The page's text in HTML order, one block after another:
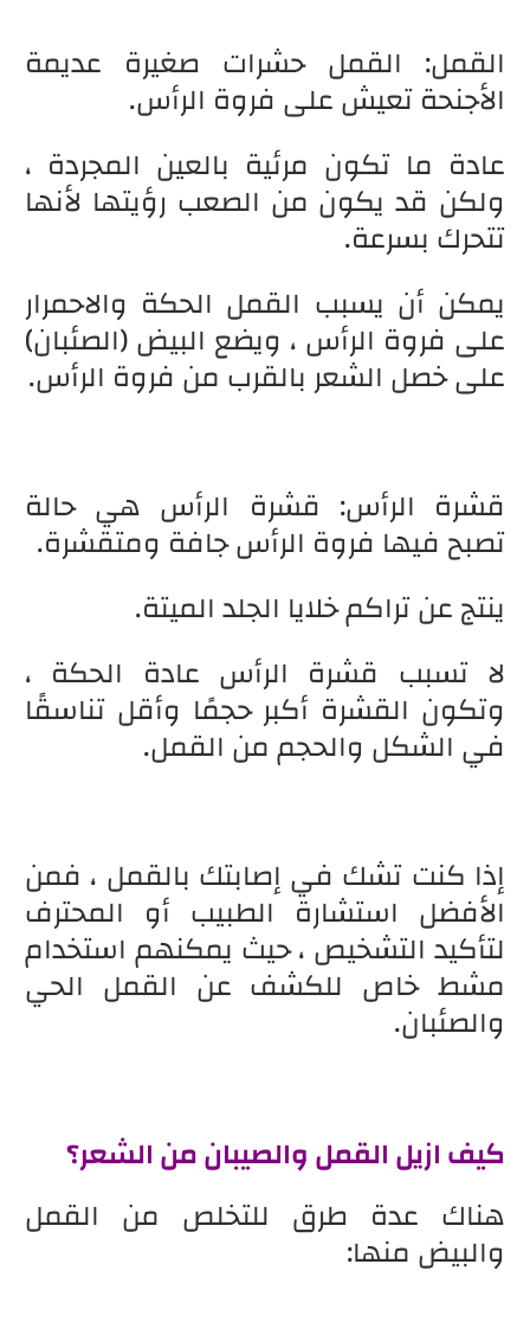
القمل: القمل حشرات صغيرة عديمة
الأجنحة تعيش على فروة الرأس.
عادة ما تكون مرئية بالعين المجردة ،
ولكن قد يكون من الصعب رؤيتها لأنها
تتحرك بسرعة.
يمكن أن يسبب القمل الحكة والاحمرار
على فروة الرأس ، ويضع البيض (الصئبان)
على خصل الشعر بالقرب من فروة الرأس.
قشرة الرأس: قشرة الرأس هي حالة
تصبح فيها فروة الرأس جافة ومتقشرة.
ينتج عن تراكم خلايا الجلد الميتة.
لا تسبب قشرة الرأس عادة الحكة ،
وتكون القشرة أكبر حجمًا وأقل تناسقًا
في الشكل والحجم من القمل.
إذا كنت تشك في إصابتك بالقمل ، فمن
الأفضل استشارة الطبيب أو المحترف
لتأكيد التشخيص ، حيث يمكنهم استخدام
مشط خاص للكشف عن القمل الحي
والصئبان.
كيف ازيل القمل والصيبان من الشعر؟
هناك عدة طرق للتخلص من القمل
والبيض منها: